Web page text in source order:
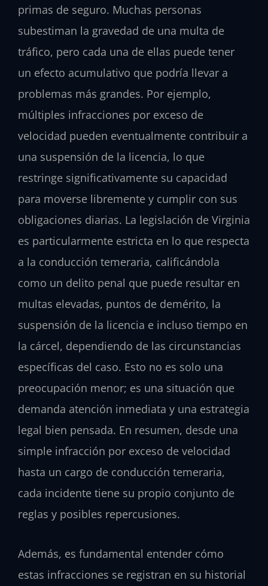
primas de seguro. Muchas personas
subestiman la gravedad de una multa de
tráfico, pero cada una de ellas puede tener
un efecto acumulativo que podría llevar a
problemas más grandes. Por ejemplo,
múltiples infracciones por exceso de
velocidad pueden eventualmente contribuir a
una suspensión de la licencia, lo que
restringe significativamente su capacidad
para moverse libremente y cumplir con sus
obligaciones diarias. La legislación de Virginia
es particularmente estricta en lo que respecta
a la conducción temeraria, calificándola
como un delito penal que puede resultar en
multas elevadas, puntos de demérito, la
suspensión de la licencia e incluso tiempo en
la cárcel, dependiendo de las circunstancias
específicas del caso. Esto no es solo una
preocupación menor; es una situación que
demanda atención inmediata y una estrategia
legal bien pensada. En resumen, desde una
simple infracción por exceso de velocidad
hasta un cargo de conducción temeraria,
cada incidente tiene su propio conjunto de
reglas y posibles repercusiones.
Además, es fundamental entender cómo
estas infracciones se registran en su historial